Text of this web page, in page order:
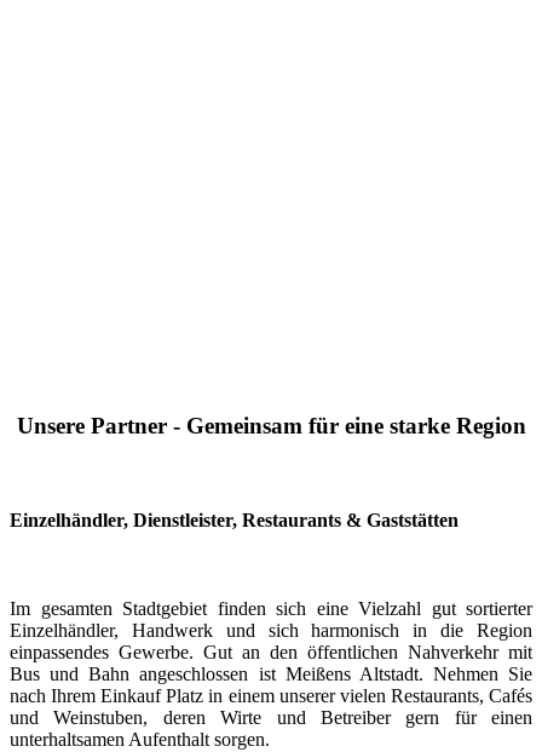
Unsere Partner - Gemeinsam für eine starke Region
Einzelhändler, Dienstleister, Restaurants & Gaststätten
Im gesamten Stadtgebiet finden sich eine Vielzahl gut sortierter
Einzelhändler, Handwerk und sich harmonisch in die Region
einpassendes Gewerbe. Gut an den öffentlichen Nahverkehr mit
Bus und Bahn angeschlossen ist Meißens Altstadt. Nehmen Sie
nach Ihrem Einkauf Platz in einem unserer vielen Restaurants, Cafés
und Weinstuben, deren Wirte und Betreiber gern für einen
unterhaltsamen Aufenthalt sorgen.